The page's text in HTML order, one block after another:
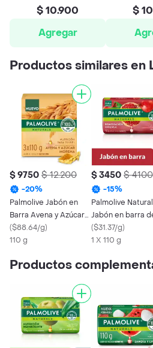
$ 10.900
Agregar
$
Productos similares en
$ 9750 $ 12.200
-20%
Palmolive Jabón en
Barra Avena y Azúcar
Morena de 110 g
($88.64/g)
110 g
$ 3450 $ 4100
-15%
Palmolive
Jabón en barra
Granada
($31.37/g)
1 X 110 g
Productos